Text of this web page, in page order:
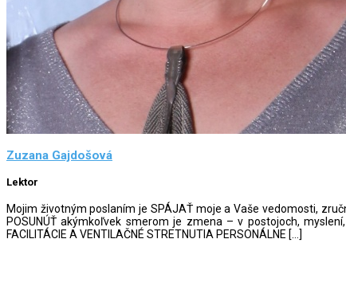
Zuzana Gajdošová
Lektor
Mojim životným poslaním je SPÁJAŤ moje a Vaše vedomosti,
POSUNÚŤ akýmkoľvek smerom je zmena – v postojoch, myslení,
FACILITÁCIE A VENTILAČNÉ STRETNUTIA PERSONÁLNE […]